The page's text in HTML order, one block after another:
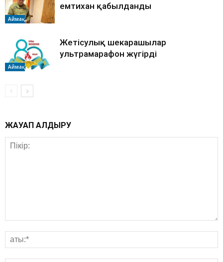
Аймақ
емтихан қабылданды
Аймақ
Жетісулық шекарашылар
ультрамарафон жүгірді
ЖАУАП ҚАЛДЫРУ